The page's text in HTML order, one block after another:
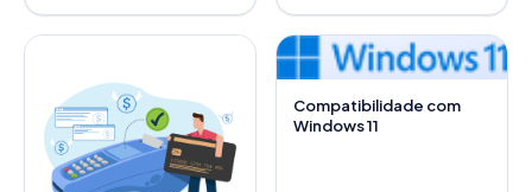
Compatibilidade com
Windows 11